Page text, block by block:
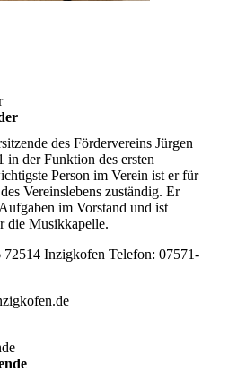
des Fördervereins Jürgen
der Funktion des ersten
Person im Verein ist er für
Vereinslebens zuständig. Er
im Vorstand und ist
die Musikkapelle.
72514 Inzigkofen Telefon: 07571-